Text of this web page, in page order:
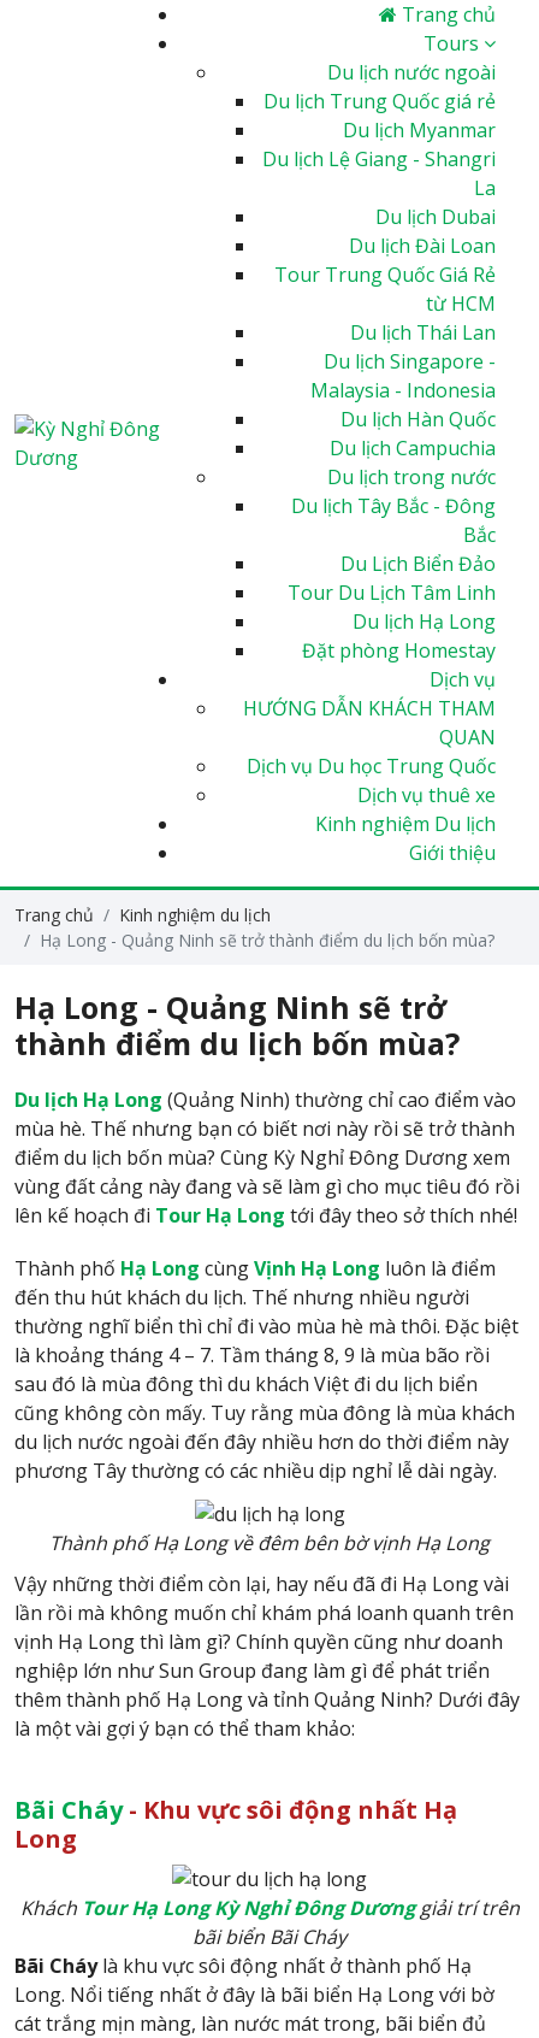
Trang chủ
Tours
Du lịch nước ngoài
Du lịch Trung Quốc giá rẻ
Du lịch Myanmar
Du lịch Lệ Giang - Shangri
La
Du lịch Dubai
Du lịch Đài Loan
Tour Trung Quốc Giá Rẻ
từ HCM
Du lịch Thái Lan
Du lịch Singapore -
Malaysia - Indonesia
Du lịch Hàn Quốc
Du lịch Campuchia
Du lịch trong nước
Du lịch Tây Bắc - Đông
Bắc
Du Lịch Biển Đảo
Tour Du Lịch Tâm Linh
Du lịch Hạ Long
Đặt phòng Homestay
Dịch vụ
HƯỚNG DẪN KHÁCH THAM
QUAN
Dịch vụ Du học Trung Quốc
Dịch vụ thuê xe
Kinh nghiệm Du lịch
Giới thiệu
Trang chủ
Kinh nghiệm du lịch
Hạ Long - Quảng Ninh sẽ trở thành điểm du lịch bốn mùa?
Hạ Long - Quảng Ninh sẽ trở
thành điểm du lịch bốn mùa?
Du lịch Hạ Long (Quảng Ninh) thường chỉ cao điểm vào
mùa hè. Thế nhưng bạn có biết nơi này rồi sẽ trở thành
điểm du lịch bốn mùa? Cùng Kỳ Nghỉ Đông Dương xem
vùng đất cảng này đang và sẽ làm gì cho mục tiêu đó rồi
lên kế hoạch đi Tour Hạ Long tới đây theo sở thích nhé!
Thành phố Hạ Long cùngVịnh Hạ Long luôn là điểm
đến thu hút khách du lịch. Thế nhưng nhiều người
thường nghĩ biển thì chỉ đi vào mùa hè mà thôi. Đặc biệt
là khoảng tháng 4 – 7. Tầm tháng 8, 9 là mùa bão rồi
sau đó là mùa đông thì du khách Việt đi du lịch biển
cũng không còn mấy. Tuy rằng mùa đông là mùa khách
du lịch nước ngoài đến đây nhiều hơn do thời điểm này
phương Tây thường có các nhiều dịp nghỉ lễ dài ngày.
Thành phố Hạ Long về đêm bên bờ vịnh Hạ Long
Vậy những thời điểm còn lại, hay nếu đã đi Hạ Long vài
lần rồi mà không muốn chỉ khám phá loanh quanh trên
vịnh Hạ Long thì làm gì? Chính quyền cũng như doanh
nghiệp lớn như Sun Group đang làm gì để phát triển
thêm thành phố Hạ Long và tỉnh Quảng Ninh? Dưới đây
là một vài gợi ý bạn có thể tham khảo:
Bãi Cháy- Khu vực sôi động nhất Hạ
Long
Khách Tour Hạ Long Kỳ Nghỉ Đông Dươnggiải trí trên
bãi biển Bãi Cháy
Bãi Cháylà khu vực sôi động nhất ở thành phố Hạ
Long. Nổi tiếng nhất ở đây là bãi biển Hạ Long với bờ
cát trắng mịn màng, làn nước mát trong, bãi biển đủ